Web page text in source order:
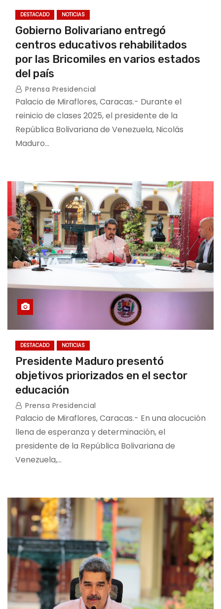
DESTACADO NOTICIAS
Gobierno Bolivariano entregó
centros educativos rehabilitados
por las Bricomiles en varios estados
del país
Prensa Presidencial
Palacio de Miraflores, Caracas.- Durante el
reinicio de clases 2025, el presidente de la
República Bolivariana de Venezuela, Nicolás
Maduro…
DESTACADO NOTICIAS
Presidente Maduro presentó
objetivos priorizados en el sector
educación
Prensa Presidencial
Palacio de Miraflores, Caracas.- En una alocución
llena de esperanza y determinación, el
presidente de la República Bolivariana de
Venezuela,…